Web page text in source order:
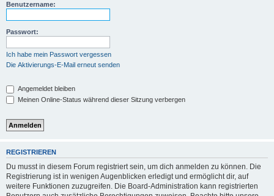
Benutzername:
Passwort:
Ich habe mein Passwort vergessen
Die Aktivierungs-E-Mail erneut senden
Angemeldet bleiben
Meinen Online-Status während dieser Sitzung verbergen
REGISTRIEREN
Du musst in diesem Forum registriert sein, um dich anmelden zu können. Die
Registrierung ist in wenigen Augenblicken erledigt und ermöglicht dir, auf
weitere Funktionen zuzugreifen. Die Board-Administration kann registrierten